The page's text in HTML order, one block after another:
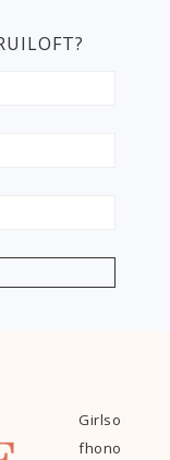
Girlso
fhono